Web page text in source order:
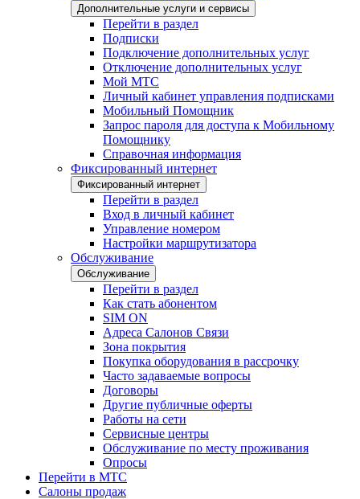
Дополнительные услуги и сервисы
Перейти в раздел
Подписки
Подключение дополнительных услуг
Отключение дополнительных услуг
Мой МТС
Личный кабинет управления подписками
Мобильный Помощник
Запрос пароля для доступа к Мобильному
Помощнику
Справочная информация
Фиксированный интернет
Фиксированный интернет
Перейти в раздел
Вход в личный кабинет
Управление номером
Настройки маршрутизатора
Обслуживание
Обслуживание
Перейти в раздел
Как стать абонентом
SIM ON
Адреса Салонов Связи
Зона покрытия
Покупка оборудования в рассрочку
Часто задаваемые вопросы
Договоры
Другие публичные оферты
Работы на сети
Сервисные центры
Обслуживание по месту проживания
Опросы
Перейти в МТС
Салоны продаж